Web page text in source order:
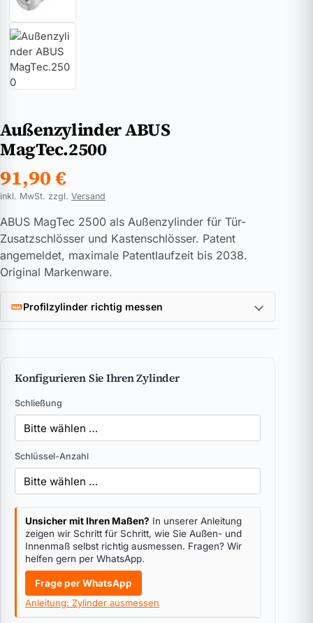
Außenzylinder ABUS
MagTec.2500
91,90€
inkl. MwSt. zzgl. Versand
ABUS MagTec 2500 als Außenzylinder für Tür-
Zusatzschlösser und Kastenschlösser. Patent
angemeldet, maximale Patentlaufzeit bis 2038.
Original Markenware.
Profilzylinder richtig messen
Konfigurieren Sie Ihren Zylinder
Schließung
Schlüssel-Anzahl
Unsicher mit Ihren Maßen? In unserer Anleitung
zeigen wir Schritt für Schritt, wie Sie Außen- und
Innenmaß selbst richtig ausmessen. Fragen? Wir
helfen gern per WhatsApp.
Frage per WhatsApp
Anleitung: Zylinder ausmessen